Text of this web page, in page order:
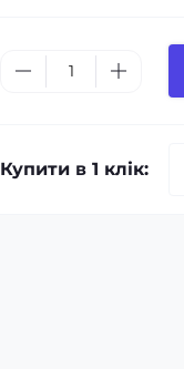
Купити в 1 клік: